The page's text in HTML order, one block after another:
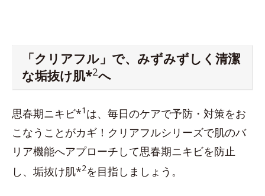
「クリアフル」で、みずみずしく清潔
な垢抜け肌*2へ
思春期ニキビ*1 は、毎日のケアで予防・対策をお
こなうことがカギ！クリアフルシリーズで肌のバ
リア機能へアプローチして思春期ニキビを防止
し、垢抜け肌*2を目指しましょう。